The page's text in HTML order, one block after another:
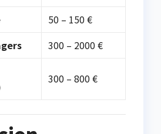
50 – 150 €
300 – 2000 €
300 – 800 €